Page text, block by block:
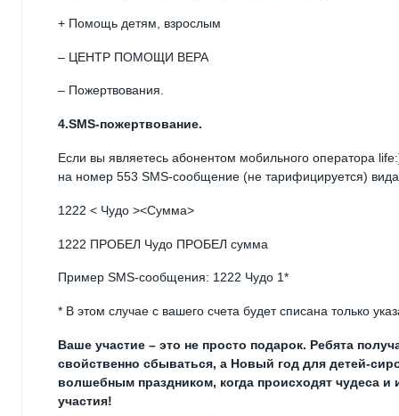
+ Помощь детям, взрослым
– ЦЕНТР ПОМОЩИ ВЕРА
– Пожертвования.
4.SMS-пожертвование.
Если вы являетесь абонентом мобильного оператора
на номер 553 SMS-сообщение (не тарифицируется)
1222 < Чудо ><Сумма>
1222 ПРОБЕЛ Чудо ПРОБЕЛ сумма
Пример SMS-сообщения: 1222 Чудо 1*
* В этом случае с вашего счета будет списана только
Ваше участие – это не просто подарок. Ребята
свойственно сбываться, а Новый год для детей-
волшебным праздником, когда происходят чудеса
участия!